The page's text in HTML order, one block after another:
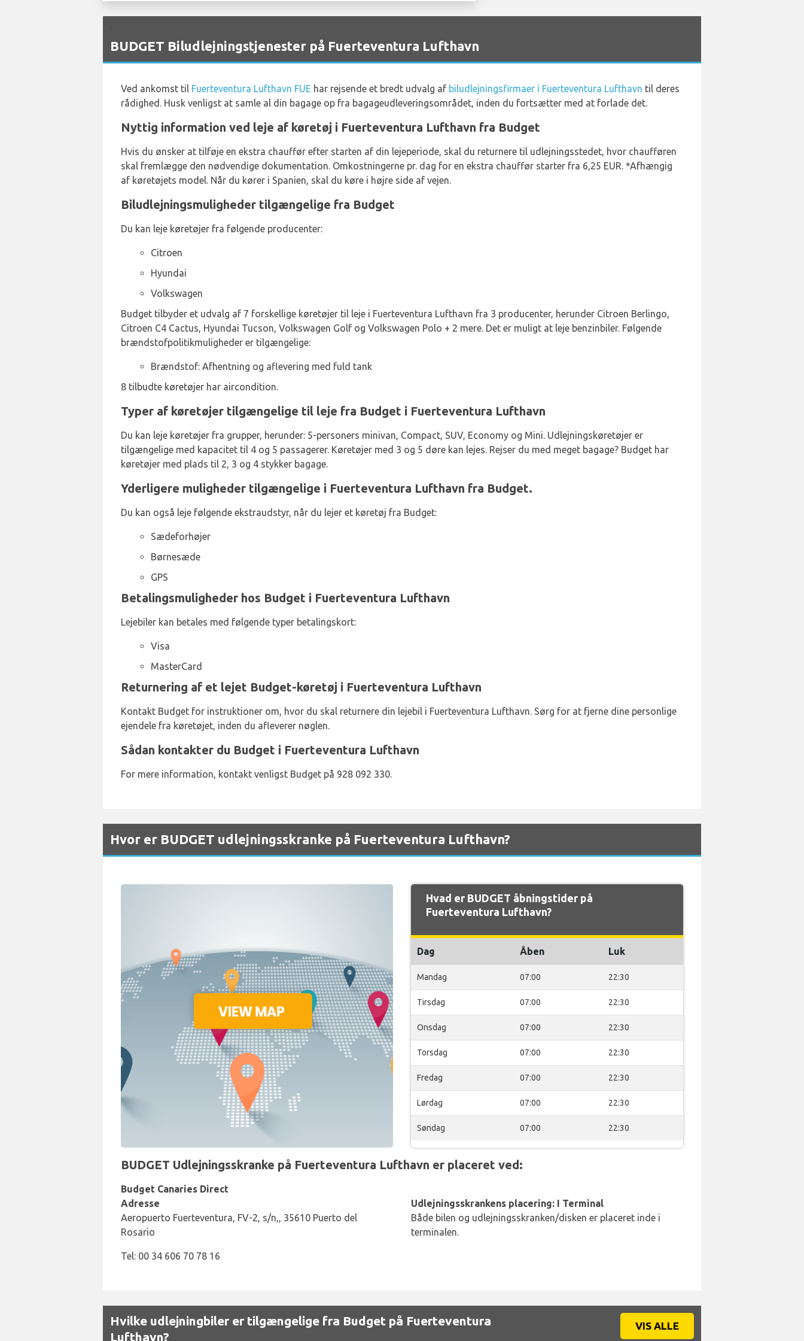
BUDGET Biludlejningstjenester på Fuerteventura Lufthavn
Ved ankomst til Fuerteventura Lufthavn FUE har rejsende et bredt udvalg af biludlejningsfirmaer i Fuerteventura Lufthavn til deres
rådighed. Husk venligst at samle al din bagage op fra bagageudleveringsområdet, inden du fortsætter med at forlade det.
Nyttig information ved leje af køretøj i Fuerteventura Lufthavn fra Budget
Hvis du ønsker at tilføje en ekstra chauffør efter starten af din lejeperiode, skal du returnere til udlejningsstedet, hvor chaufføren
skal fremlægge den nødvendige dokumentation. Omkostningerne pr. dag for en ekstra chauffør starter fra 6,25 EUR. *Afhængig
af køretøjets model. Når du kører i Spanien, skal du køre i højre side af vejen.
Biludlejningsmuligheder tilgængelige fra Budget
Du kan leje køretøjer fra følgende producenter:
Citroen
Hyundai
Volkswagen
Budget tilbyder et udvalg af 7 forskellige køretøjer til leje i Fuerteventura Lufthavn fra 3 producenter, herunder Citroen Berlingo,
Citroen C4 Cactus, Hyundai Tucson, Volkswagen Golf og Volkswagen Polo + 2 mere. Det er muligt at leje benzinbiler. Følgende
brændstofpolitikmuligheder er tilgængelige:
Brændstof: Afhentning og aflevering med fuld tank
8 tilbudte køretøjer har aircondition.
Typer af køretøjer tilgængelige til leje fra Budget i Fuerteventura Lufthavn
Du kan leje køretøjer fra grupper, herunder: 5-personers minivan, Compact, SUV, Economy og Mini. Udlejningskøretøjer er
tilgængelige med kapacitet til 4 og 5 passagerer. Køretøjer med 3 og 5 døre kan lejes. Rejser du med meget bagage? Budget har
køretøjer med plads til 2, 3 og 4 stykker bagage.
Yderligere muligheder tilgængelige i Fuerteventura Lufthavn fra Budget.
Du kan også leje følgende ekstraudstyr, når du lejer et køretøj fra Budget:
Sædeforhøjer
Børnesæde
GPS
Betalingsmuligheder hos Budget i Fuerteventura Lufthavn
Lejebiler kan betales med følgende typer betalingskort:
Visa
MasterCard
Returnering af et lejet Budget-køretøj i Fuerteventura Lufthavn
Kontakt Budget for instruktioner om, hvor du skal returnere din lejebil i Fuerteventura Lufthavn. Sørg for at fjerne dine personlige
ejendele fra køretøjet, inden du afleverer nøglen.
Sådan kontakter du Budget i Fuerteventura Lufthavn
For mere information, kontakt venligst Budget på 928 092 330.
Hvor er BUDGET udlejningsskranke på Fuerteventura Lufthavn?
Hvad er BUDGET åbningstider på
Fuerteventura Lufthavn?
Dag Åben Luk
Mandag 07:00 22:30
Tirsdag 07:00 22:30
Onsdag 07:00 22:30
Torsdag 07:00 22:30
Fredag 07:00 22:30
Lørdag 07:00 22:30
Søndag 07:00 22:30
BUDGET Udlejningsskranke på Fuerteventura Lufthavn er placeret ved:
Budget Canaries Direct
Adresse
Aeropuerto Fuerteventura, FV-2, s/n,, 35610 Puerto del
Rosario
Tel: 00 34 606 70 78 16
Udlejningsskrankens placering: I Terminal
Både bilen og udlejningsskranken/disken er placeret inde i
terminalen.
Hvilke udlejningbiler er tilgængelige fra Budget på Fuerteventura
Lufthavn?
VIS ALLE